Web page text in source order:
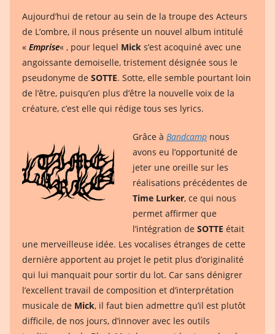
Aujourd’hui de retour au sein de la troupe des Acteurs
de L’ombre, il nous présente un nouvel album intitulé
« Emprise« , pour lequel Mick s’est acoquiné avec une
angoissante demoiselle, tristement désignée sous le
pseudonyme de SOTTE. Sotte, elle semble pourtant loin
de l’être, puisqu’en plus d’être la nouvelle voix de la
créature, c’est elle qui rédige tous ses lyrics.
Grâce à Bandcamp nous
avons eu l’opportunité de
jeter une oreille sur les
réalisations précédentes de
Time Lurker, ce qui nous
permet affirmer que
l’intégration de SOTTE était
une merveilleuse idée. Les vocalises étranges de cette
dernière apportent au projet le petit plus d’originalité
qui lui manquait pour sortir du lot. Car sans dénigrer
l’excellent travail de composition et d’interprétation
musicale de Mick, il faut bien admettre qu’il est plutôt
difficile, de nos jours, d’innover avec les outils